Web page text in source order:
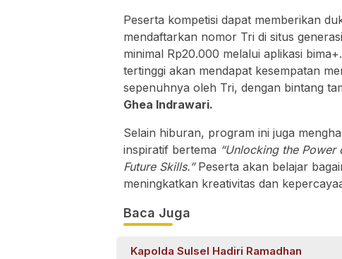
Peserta kompetisi dapat memberikan
mendaftarkan nomor Tri di situs
minimal Rp20.000 melalui aplikasi
tertinggi akan mendapat kesempatan
sepenuhnya oleh Tri, dengan bintang
Ghea Indrawari.
Selain hiburan, program ini juga
inspiratif bertema “Unlocking the
Future Skills.”Peserta akan belajar
meningkatkan kreativitas dan
Baca Juga
Kapolda Sulsel Hadiri Ramadhan